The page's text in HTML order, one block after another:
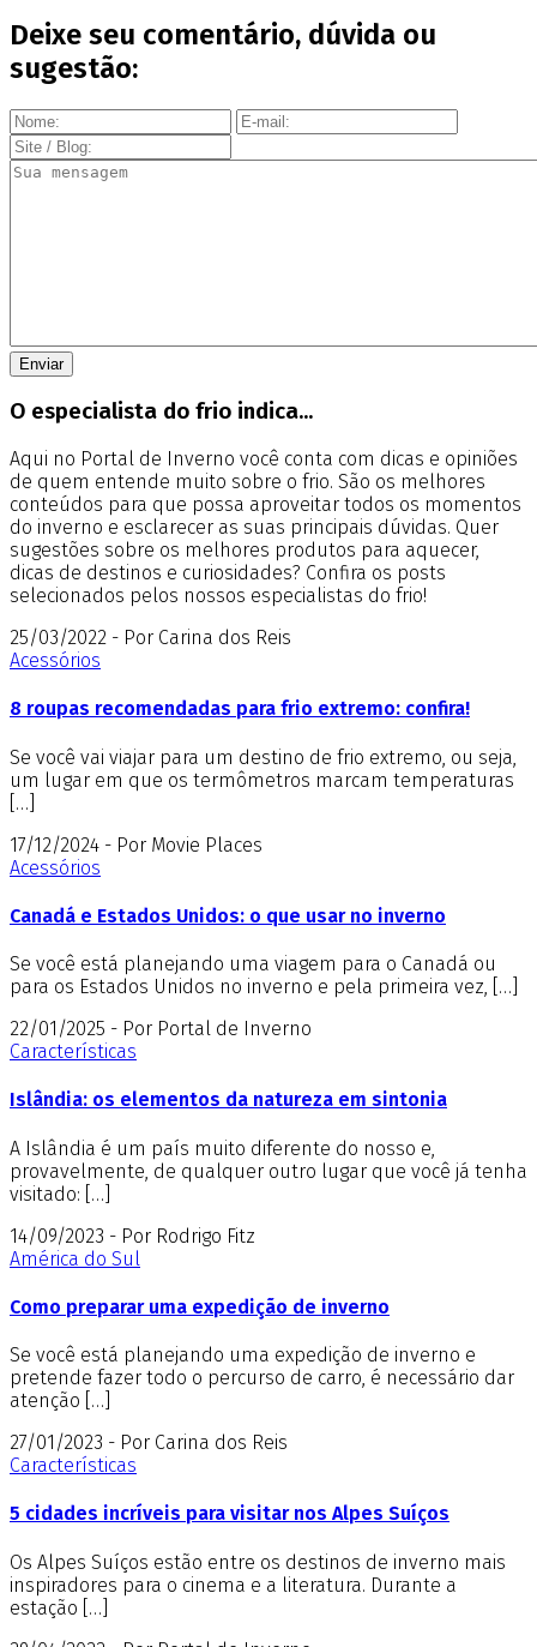
Deixe seu comentário, dúvida ou
sugestão:
O especialista do frio indica...
Aqui no Portal de Inverno você conta com dicas e opiniões
de quem entende muito sobre o frio. São os melhores
conteúdos para que possa aproveitar todos os momentos
do inverno e esclarecer as suas principais dúvidas. Quer
sugestões sobre os melhores produtos para aquecer,
dicas de destinos e curiosidades? Confira os posts
selecionados pelos nossos especialistas do frio!
25/03/2022 - Por Carina dos Reis
Acessórios
8 roupas recomendadas para frio extremo: confira!
Se você vai viajar para um destino de frio extremo, ou seja,
um lugar em que os termômetros marcam temperaturas
[…]
17/12/2024 - Por Movie Places
Acessórios
Canadá e Estados Unidos: o que usar no inverno
Se você está planejando uma viagem para o Canadá ou
para os Estados Unidos no inverno e pela primeira vez, […]
22/01/2025 - Por Portal de Inverno
Características
Islândia: os elementos da natureza em sintonia
A Islândia é um país muito diferente do nosso e,
provavelmente, de qualquer outro lugar que você já tenha
visitado: […]
14/09/2023 - Por Rodrigo Fitz
América do Sul
Como preparar uma expedição de inverno
Se você está planejando uma expedição de inverno e
pretende fazer todo o percurso de carro, é necessário dar
atenção […]
27/01/2023 - Por Carina dos Reis
Características
5 cidades incríveis para visitar nos Alpes Suíços
Os Alpes Suíços estão entre os destinos de inverno mais
inspiradores para o cinema e a literatura. Durante a
estação […]